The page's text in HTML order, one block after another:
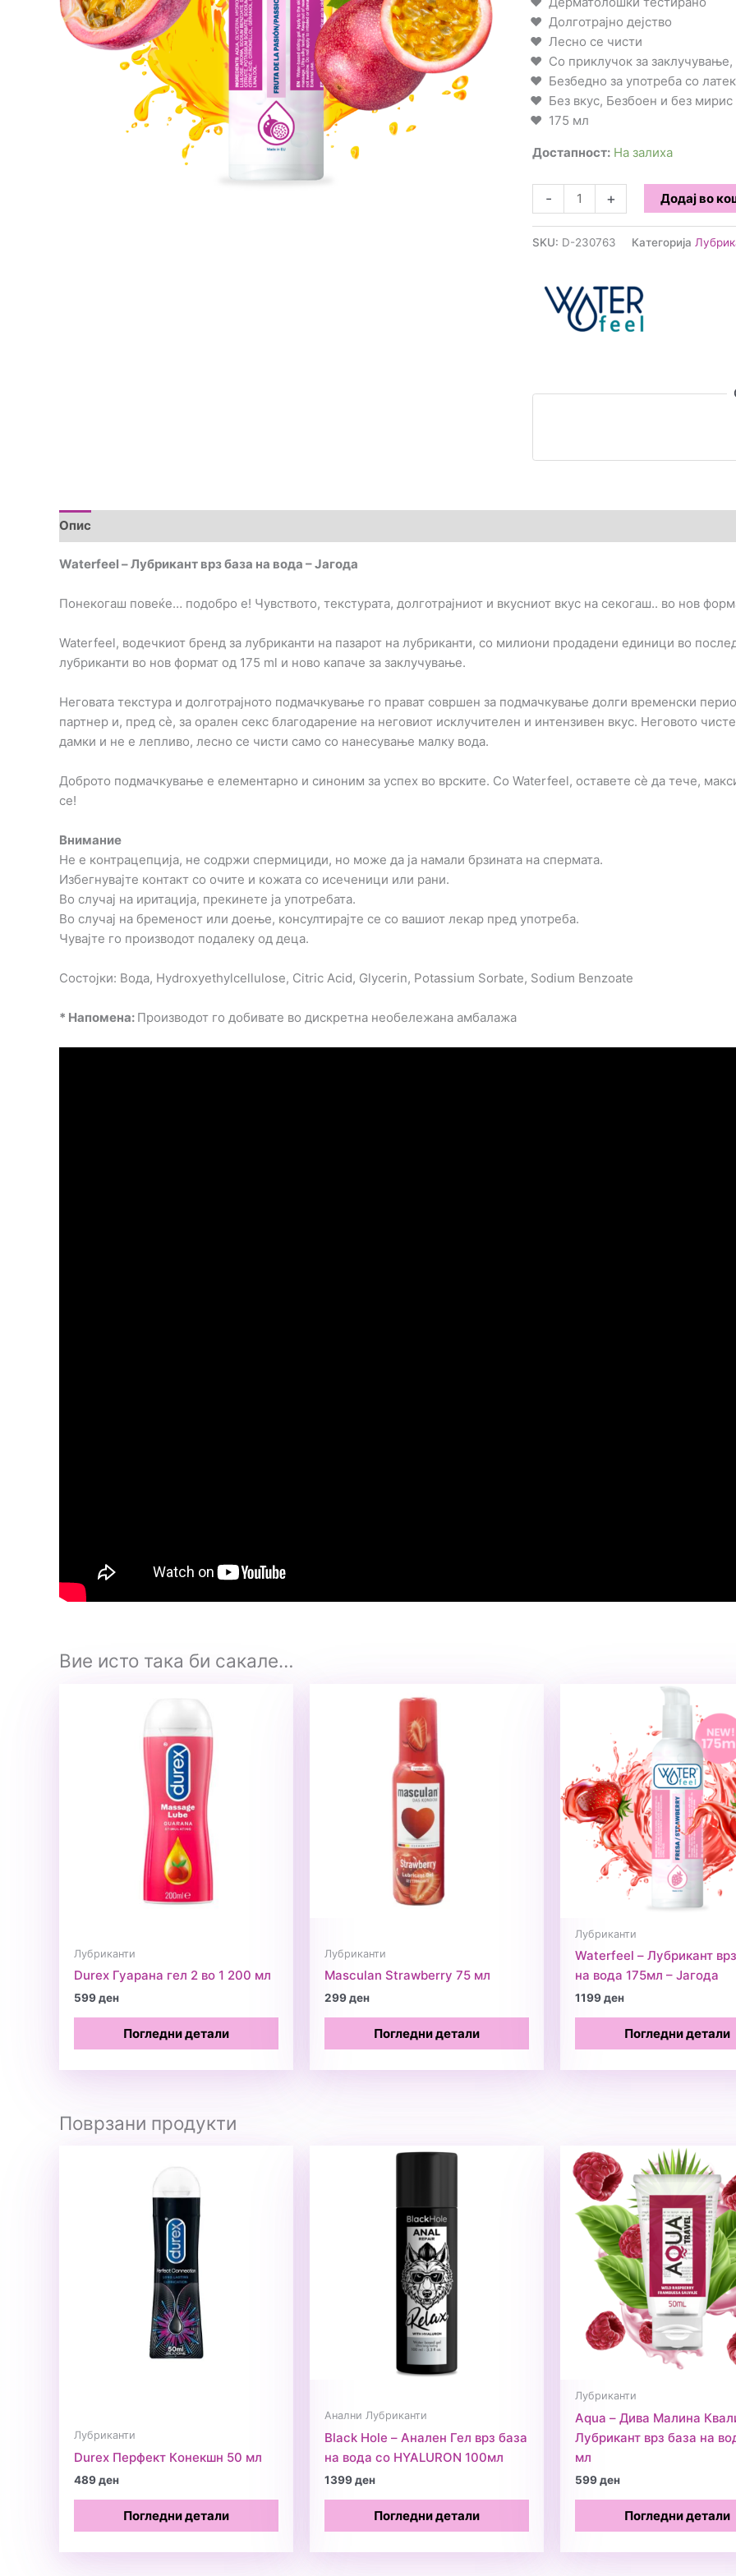
Долготрајно дејство
Лесно се чисти
Со приклучок за
Безбедно за употреба со
Без вкус, Безбоен и без мирис
175 мл
Достапност: На залиха
-
Waterfeel
-
Лубрикант
врз
на
вода
+ Додај во
SKU: D-230763 Категорија
Опис
Waterfeel – Лубрикант врз база на вода – Јагода
Понекогаш повеќе… подобро е! Чувството, текстурата, долготрајниот и вкусниот вкус на секогаш.. во нов
Waterfeel, водечкиот бренд за лубриканти на пазарот на лубриканти, со милиони продадени единици во
лубриканти во нов формат од 175 ml и ново капаче за заклучување.
Неговата текстура и долготрајното подмачкување го прават совршен за подмачкување долги временски
партнер и, пред сè, за орален секс благодарение на неговиот исклучителен и интензивен вкус. Неговото
дамки и не е лепливо, лесно се чисти само со нанесување малку вода.
Доброто подмачкување е елементарно и синоним за успех во врските. Со Waterfeel, оставете сè да тече,
се!
Внимание
Не е контрацепција, не содржи спермициди, но може да ја намали брзината на спермата.
Избегнувајте контакт со очите и кожата со исеченици или рани.
Во случај на иритација, прекинете ја употребата.
Во случај на бременост или доење, консултирајте се со вашиот лекар пред употреба.
Чувајте го производот подалеку од деца.
Состојки: Вода, Hydroxyethylcellulose, Citric Acid, Glycerin, Potassium Sorbate, Sodium Benzoate
* Напомена: Производот го добивате во дискретна необележана амбалажа
Вие исто така би сакале…
Лубриканти
Durex Гуарана гел 2 во 1 200 мл
599ден
Погледни детали
Лубриканти
Masculan Strawberry 75 мл
299ден
Погледни детали
Лубриканти
Waterfeel – Лубрикант
на вода 175мл – Јагода
1199ден
Погледни детали
Поврзани продукти
Лубриканти
Durex Перфект Кoнекшн 50 мл
489ден
Погледни детали
Анални Лубриканти
Black Hole – Анален Гел врз база
на вода со HYALURON 100мл
1399ден
Погледни детали
Лубриканти
Aqua – Дива Малина
Лубрикант врз база на
мл
599ден
Погледни детали